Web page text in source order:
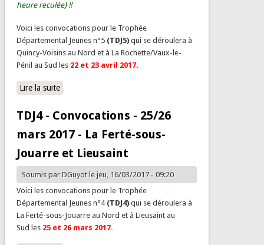
heure reculée) !!
Voici les convocations pour le Trophée
Départemental Jeunes n°5(TDJ5) qui se déroulera à
Quincy-Voisins au Nord et à La Rochette/Vaux-le-
Pénil au Sud les 22 et 23 avril 2017.
Lire la suitede TDJ5 - Convocations - 22/23 avr. 2017 - Quincy-
TDJ4 - Convocations - 25/26
mars 2017 - La Ferté-sous-
Jouarre et Lieusaint
Soumis par DGuyotle jeu, 16/03/2017 - 09:20
Voici les convocations pour le Trophée
Départemental Jeunes n°4(TDJ4) qui se déroulera à
La Ferté-sous-Jouarre au Nord et à Lieusaint au
Sud les 25 et 26 mars 2017.